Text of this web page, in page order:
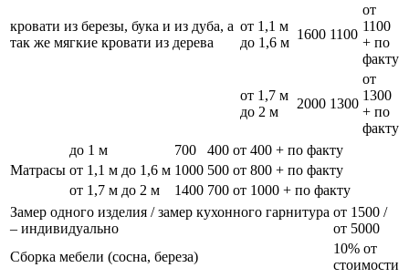
кровати из березы, бука и из дуба, а
так же мягкие кровати из дерева
от 1,1 м
до 1,6 м
1600 1100
от
1100
+ по
факту
от 1,7 м
до 2 м
2000 1300
от
1300
+ по
факту
Матрасы
до 1 м 700 400 от 400 + по факту
от 1,1 м до 1,6 м 1000 500 от 800 + по факту
от 1,7 м до 2 м
1400 700 от 1000 + по факту
Замер одного изделия / замер кухонного гарнитура
– индивидуально
от 1500 /
от 5000
Сборка мебели (сосна, береза)
10% от
стоимости